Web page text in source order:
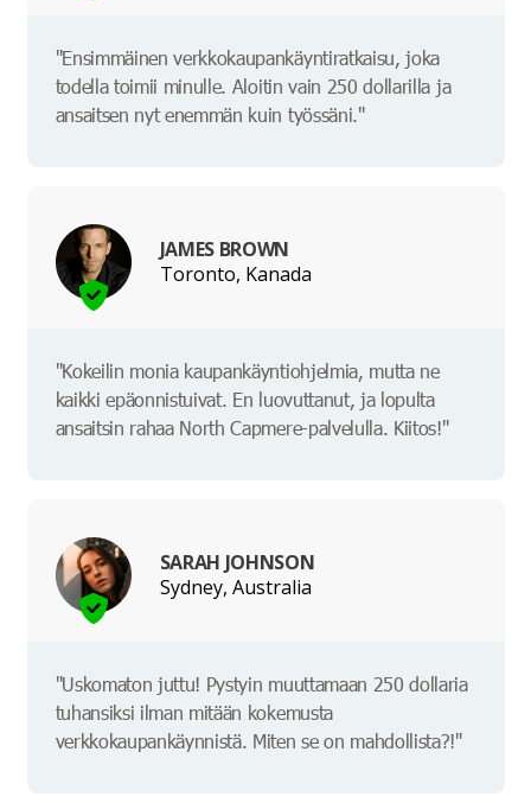
"Ensimmäinen verkkokaupankäyntiratkaisu, joka
todella toimii minulle. Aloitin vain 250 dollarilla ja
ansaitsen nyt enemmän kuin työssäni."
JAMES BROWN
Toronto, Kanada
"Kokeilin monia kaupankäyntiohjelmia, mutta ne
kaikki epäonnistuivat. En luovuttanut, ja lopulta
ansaitsin rahaa North Capmere-palvelulla. Kiitos!"
SARAH JOHNSON
Sydney, Australia
"Uskomaton juttu! Pystyin muuttamaan 250 dollaria
tuhansiksi ilman mitään kokemusta
verkkokaupankäynnistä. Miten se on mahdollista?!"